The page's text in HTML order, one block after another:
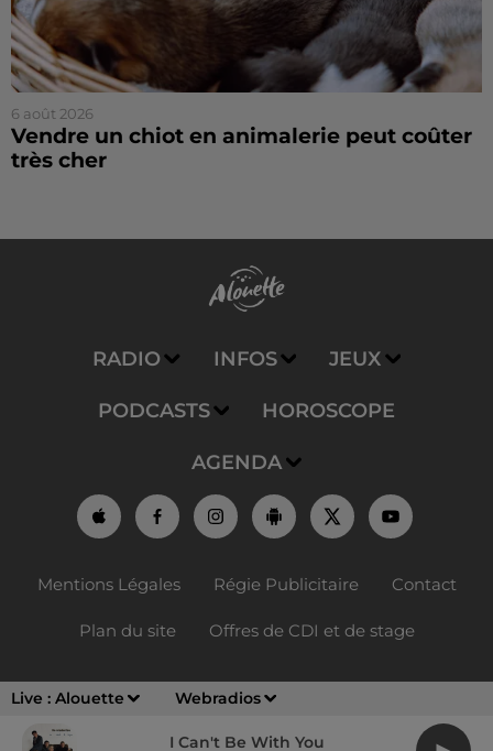
Live : Alouette Webradios
I Can't Be With You
6 août 2026
Vendre un chiot en animalerie peut coûter
très cher
RADIO INFOS JEUX
PODCASTS HOROSCOPE
AGENDA
Mentions Légales Régie Publicitaire Contact
Plan du site Offres de CDI et de stage